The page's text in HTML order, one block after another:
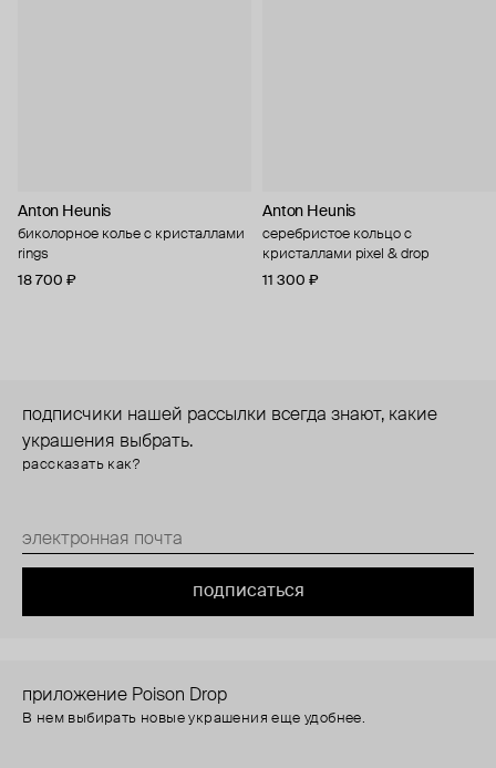
Anton Heunis
биколорное колье с кристаллами
rings
18 700 ₽
Anton Heunis
серебристое кольцо с
кристаллами pixel & drop
11 300 ₽
подписчики нашей рассылки всегда знают, какие
украшения выбрать.
рассказать как?
подписаться
приложение Poison Drop
В нем выбирать новые украшения еще удобнее.